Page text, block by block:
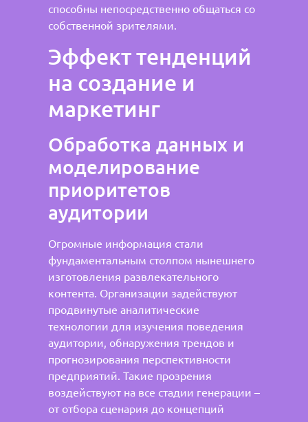
способны непосредственно общаться со
собственной зрителями.
Эффект тенденций
на создание и
маркетинг
Обработка данных и
моделирование
приоритетов
аудитории
Огромные информация стали
фундаментальным столпом нынешнего
изготовления развлекательного
контента. Организации задействуют
продвинутые аналитические
технологии для изучения поведения
аудитории, обнаружения трендов и
прогнозирования перспективности
предприятий. Такие прозрения
воздействуют на все стадии генерации –
от отбора сценария до концепций